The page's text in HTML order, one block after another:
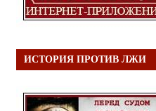
ИСТОРИЯ ПРОТИВ ЛЖИ